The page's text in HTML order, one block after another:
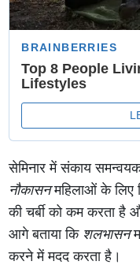
सेमिनार में संकाय
नौकासनमहिलाओं के लिए
की चर्बी को कम करता है
आगे बताया कि शलभासन
करने में मदद करता है।